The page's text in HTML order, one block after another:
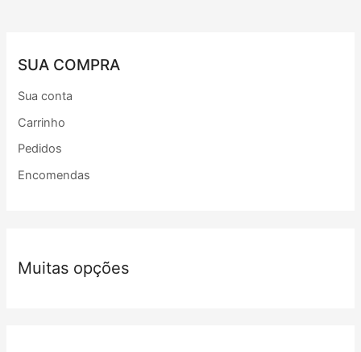
SUA COMPRA
Sua conta
Carrinho
Pedidos
Encomendas
Muitas opções